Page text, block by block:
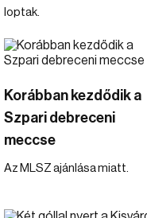
loptak.
Korábban kezdődik a
Szpari debreceni
meccse
Az MLSZ ajánlása miatt.